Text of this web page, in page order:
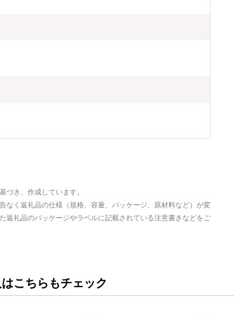
づき、作成しています。
なく返礼品の仕様（規格、容量、パッケージ、原材料など）が変
返礼品のパッケージやラベルに記載されている注意書きなどをご
こちらもチェック